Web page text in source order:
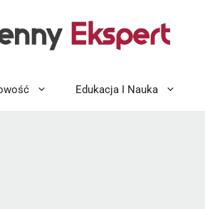
Edukacja I Nauka